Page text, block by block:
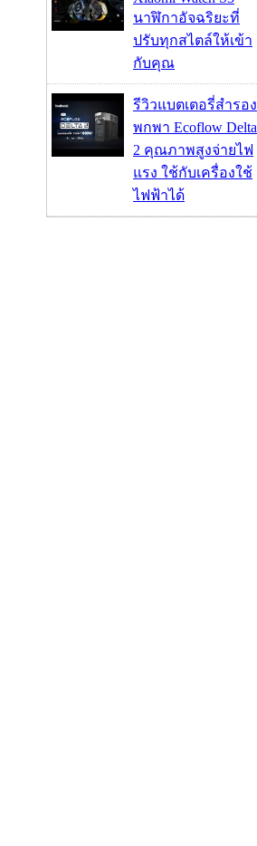
นาฬิกาอัจฉริยะที่
ปรับทุกสไตล์ให้เข้า
กับคุณ
รีวิวแบตเตอรี่สำรอง
พกพา Ecoflow Delta
2 คุณภาพสูงจ่ายไฟ
แรง ใช้กับเครื่องใช้
ไฟฟ้าได้